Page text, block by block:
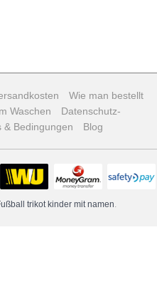
Wie man bestellt
Waschen
Datenschutz-
& Bedingungen Blog
trikot kinder mit namen.